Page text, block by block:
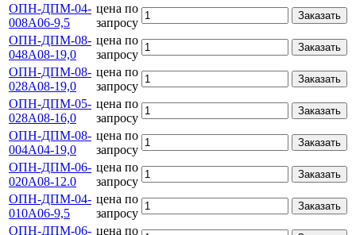
ОПН-ДПМ-04-
008А06-9,5
цена по
запросу
Заказать
ОПН-ДПМ-08-
048А08-19,0
цена по
запросу
Заказать
ОПН-ДПМ-08-
028А08-19,0
цена по
запросу
Заказать
ОПН-ДПМ-05-
028А08-16,0
цена по
запросу
Заказать
ОПН-ДПМ-08-
004А04-19,0
цена по
запросу
Заказать
ОПН-ДПМ-06-
020А08-12.0
цена по
запросу
Заказать
ОПН-ДПМ-04-
010А06-9,5
цена по
запросу
Заказать
ОПН-ДПМ-06- цена по